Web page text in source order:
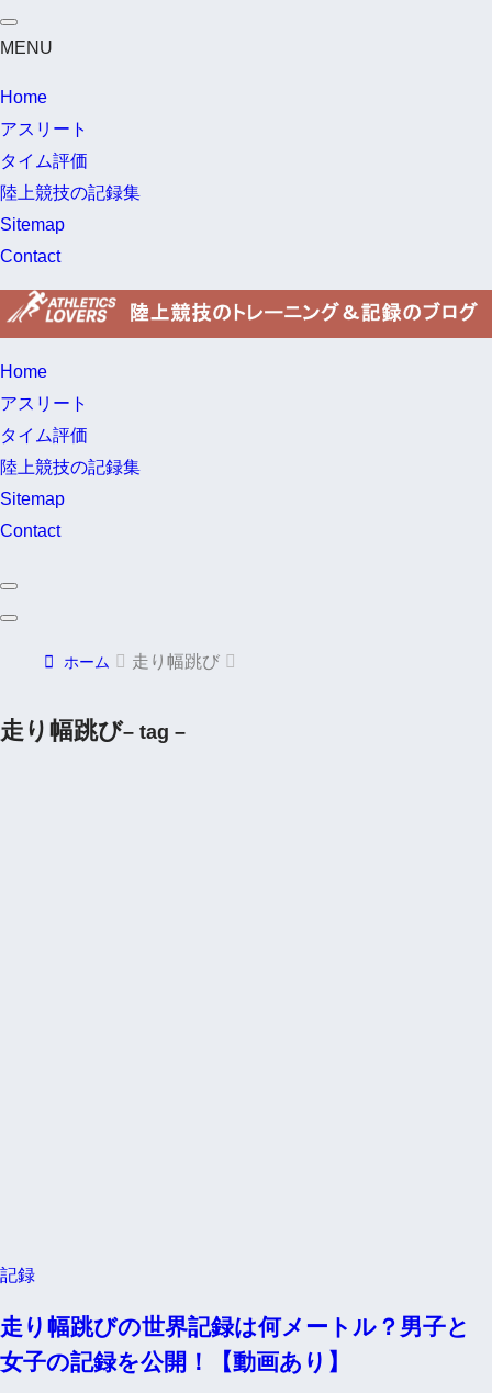
MENU
Home
アスリート
タイム評価
陸上競技の記録集
Sitemap
Contact
Home
アスリート
タイム評価
陸上競技の記録集
Sitemap
Contact
ホーム 走り幅跳び
走り幅跳び– tag –
記録
走り幅跳びの世界記録は何メートル？男子と
女子の記録を公開！【動画あり】